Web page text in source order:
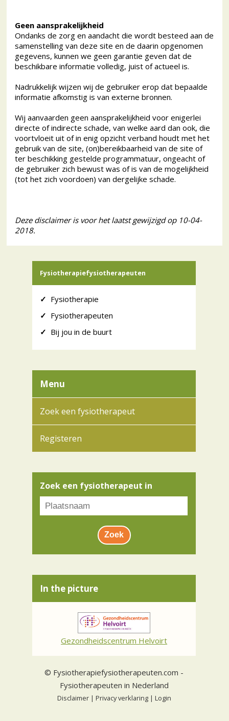
Geen aansprakelijkheid
Ondanks de zorg en aandacht die wordt besteed aan de
samenstelling van deze site en de daarin opgenomen
gegevens, kunnen we geen garantie geven dat de
beschikbare informatie volledig, juist of actueel is.
Nadrukkelijk wijzen wij de gebruiker erop dat bepaalde
informatie afkomstig is van externe bronnen.
Wij aanvaarden geen aansprakelijkheid voor enigerlei
directe of indirecte schade, van welke aard dan ook, die
voortvloeit uit of in enig opzicht verband houdt met het
gebruik van de site, (on)bereikbaarheid van de site of
ter beschikking gestelde programmatuur, ongeacht of
de gebruiker zich bewust was of is van de mogelijkheid
(tot het zich voordoen) van dergelijke schade.
Deze disclaimer is voor het laatst gewijzigd op 10-04-
2018.
Fysiotherapiefysiotherapeuten
✓ Fysiotherapie
✓ Fysiotherapeuten
✓ Bij jou in de buurt
Menu
Zoek een fysiotherapeut
Registeren
Zoek een fysiotherapeut in
In the picture
Gezondheidscentrum Helvoirt
© Fysiotherapiefysiotherapeuten.com -
Fysiotherapeuten in Nederland
Disclaimer| Privacy verklaring| Login